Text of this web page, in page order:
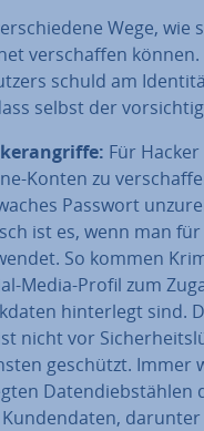
Wege,
ver­schaf­fen
schuld am
selbst der
Für
Konten zu
Passwort
ist es, wenn man
So kommen
Media-Profil zum
hin­ter­legt sind.
nicht vor
geschützt.
Da­ten­dieb­stäh­len